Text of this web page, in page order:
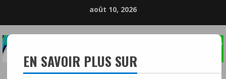
content
août 10, 2026
LA RÉFÉRENCE DE LA RADIO DIFFUSION
EN SAVOIR PLUS SUR